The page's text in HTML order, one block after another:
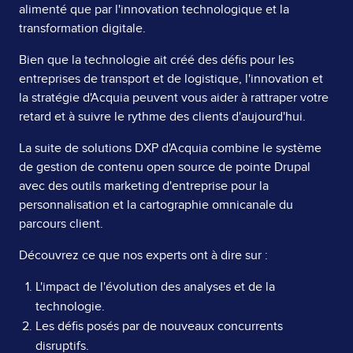
alimenté que par l'innovation technologique et la
transformation digitale.
Bien que la technologie ait créé des défis pour les
entreprises de transport et de logistique, l'innovation et
la stratégie d'Acquia peuvent vous aider à rattraper votre
retard et à suivre le rythme des clients d'aujourd'hui.
La suite de solutions DXP d'Acquia combine le système
de gestion de contenu open source de pointe Drupal
avec des outils marketing d'entreprise pour la
personnalisation et la cartographie omnicanale du
parcours client.
Découvrez ce que nos experts ont à dire sur :
L'impact de l'évolution des analyses et de la
technologie.
Les défis posés par de nouveaux concurrents
disruptifs.